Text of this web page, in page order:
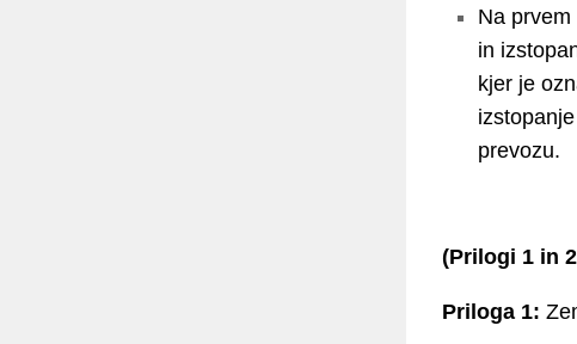
Na
in
kjer je
prevozu.
(Prilogi 1 in
Priloga 1: